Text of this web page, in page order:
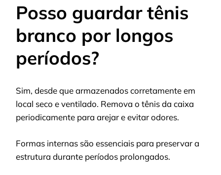
Posso guardar tênis
branco por longos
períodos?
Sim, desde que armazenados corretamente em
local seco e ventilado. Remova o tênis da caixa
periodicamente para arejar e evitar odores.
Formas internas são essenciais para preservar a
estrutura durante períodos prolongados.